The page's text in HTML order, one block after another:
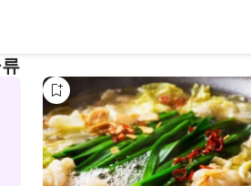
ースと、博多料理も一緒に楽しむコースを
州の焼酎と日本酒もお楽しみください。